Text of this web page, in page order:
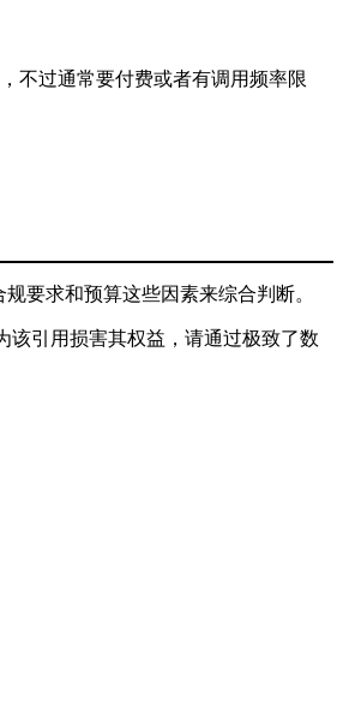
不过通常要付费或者有调用频率限
要求和预算这些因素来综合判断。
该引用损害其权益，请通过极致了数